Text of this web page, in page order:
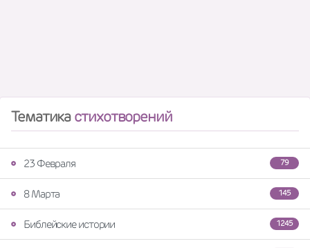
Тематикастихотворений
79
23 Февраля
145
8 Марта
1245
Библейские истории